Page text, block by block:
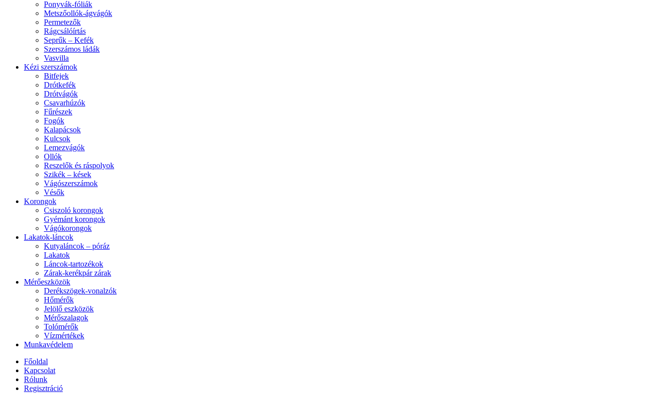
Ponyvák-fóliák
Metszőollók-ágvágók
Permetezők
Rágcsálóírtás
Seprűk – Kefék
Szerszámos ládák
Vasvilla
Kézi szerszámok
Bitfejek
Drótkefék
Drótvágók
Csavarhúzók
Fűrészek
Fogók
Kalapácsok
Kulcsok
Lemezvágók
Ollók
Reszelők és ráspolyok
Szikék – kések
Vágószerszámok
Vésők
Korongok
Csiszoló korongok
Gyémánt korongok
Vágókorongok
Lakatok-láncok
Kutyaláncok – póráz
Lakatok
Láncok-tartozékok
Zárak-kerékpár zárak
Mérőeszközök
Derékszögek-vonalzók
Hőmérők
Jelölő eszközök
Mérőszalagok
Tolómérők
Vízmértékek
Munkavédelem
Főoldal
Kapcsolat
Rólunk
Regisztráció